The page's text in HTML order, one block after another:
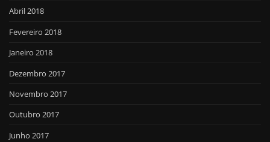
Abril 2018
Fevereiro 2018
Janeiro 2018
Dezembro 2017
Novembro 2017
Outubro 2017
Junho 2017